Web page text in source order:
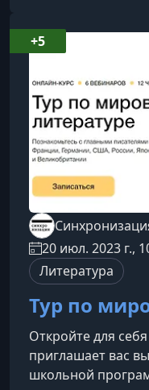
узнаете на
одному
— событию,
мира, международ
20 июл. 2023 г.,
Литература
Тур по
Откройте для
приглашает вас
школьной
+5